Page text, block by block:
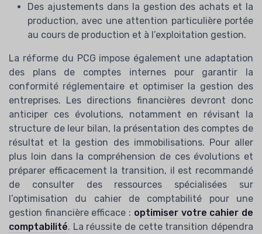
Des ajustements dans la gestion des achats et la
production, avec une attention particulière portée
au cours de production et à l’exploitation gestion.
La réforme du PCG impose également une adaptation
des plans de comptes internes pour garantir la
conformité réglementaire et optimiser la gestion des
entreprises. Les directions financières devront donc
anticiper ces évolutions, notamment en révisant la
structure de leur bilan, la présentation des comptes de
résultat et la gestion des immobilisations. Pour aller
plus loin dans la compréhension de ces évolutions et
préparer efficacement la transition, il est recommandé
de consulter des ressources spécialisées sur
l’optimisation du cahier de comptabilité pour une
gestion financière efficace : optimiser votre cahier de
comptabilité. La réussite de cette transition dépendra